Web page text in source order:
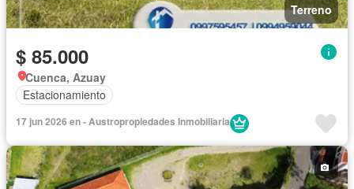
Terreno
$ 85.000
Cuenca, Azuay
Estacionamiento
17 jun 2026 en - Austropropiedades Inmobiliaria